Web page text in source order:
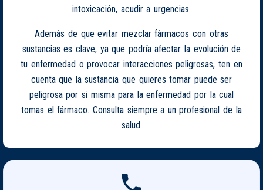
intoxicación, acudir a urgencias.
Además de que evitar mezclar fármacos con otras
sustancias es clave, ya que podría afectar la evolución de
tu enfermedad o provocar interacciones peligrosas, ten en
cuenta que la sustancia que quieres tomar puede ser
peligrosa por si misma para la enfermedad por la cual
tomas el fármaco. Consulta siempre a un profesional de la
salud.